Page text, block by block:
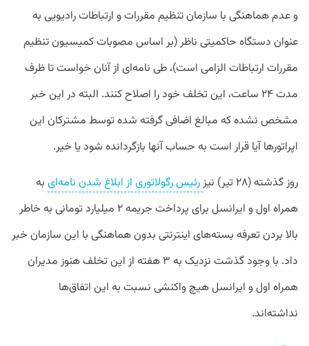
و عدم هماهنگی با سازمان تنظیم مقررات و ارتباطات رادیویی به
عنوان دستگاه حاکمیتی ناظر (بر اساس مصوبات کمیسیون تنظیم
مقررات ارتباطات الزامی است)، طی نامه‌ای از آنان خواست تا ظرف
مدت ۲۴ ساعت، این تخلف خود را اصلاح کنند. البته در این خبر
مشخص نشده که مبالغ اضافی گرفته شده توسط مشترکان این
اپراتورها آیا قرار است به حساب آنها بازگردانده شود یا خیر.
روز گذشته (۲۸ تیر) نیز رئیس رگولاتوری از ابلاغ شدن نامه‌ای به
همراه اول و ایرانسل برای پرداخت جریمه ۲ میلیارد تومانی به خاطر
بالا بردن تعرفه بسته‌های اینترنتی بدون هماهنگی با این سازمان خبر
داد. با وجود گذشت نزدیک به ۳ هفته از این تخلف هنوز مدیران
همراه اول و ایرانسل هیچ واکنشی نسبت به این اتفاق‌ها
نداشته‌اند.